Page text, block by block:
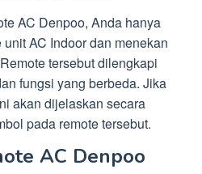
AC Denpoo, Anda hanya
AC Indoor dan menekan
tersebut dilengkapi
fungsi yang berbeda. Jika
akan dijelaskan secara
pada remote tersebut.
AC Denpoo